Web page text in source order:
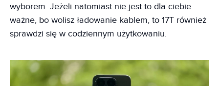
wyborem. Jeżeli natomiast nie jest to dla ciebie
ważne, bo wolisz ładowanie kablem, to 17T również
sprawdzi się w codziennym użytkowaniu.